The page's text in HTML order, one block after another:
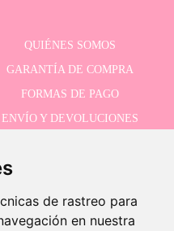
de rastreo para
en nuestra
QUIÉNES SOMOS
GARANTÍA DE COMPRA
FORMAS DE PAGO
ENVÍO Y DEVOLUCIONES
NOVEDADES